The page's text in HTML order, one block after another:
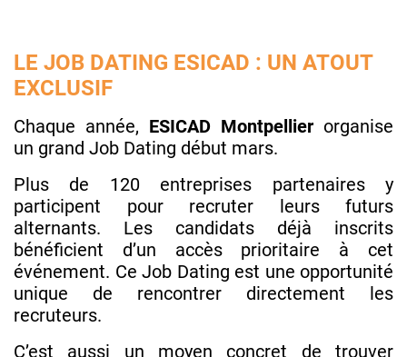
LE JOB DATING ESICAD : UN ATOUT
EXCLUSIF
Chaque année, ESICAD Montpellier organise
un grand Job Dating début mars.
Plus de 120 entreprises partenaires y
participent pour recruter leurs futurs
alternants. Les candidats déjà inscrits
bénéficient d’un accès prioritaire à cet
événement. Ce Job Dating est une opportunité
unique de rencontrer directement les
recruteurs.
C’est aussi un moyen concret de trouver